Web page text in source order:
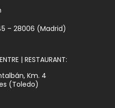
– 28006 (Madrid)
| RESTAURANT:
Km. 4
(Toledo)